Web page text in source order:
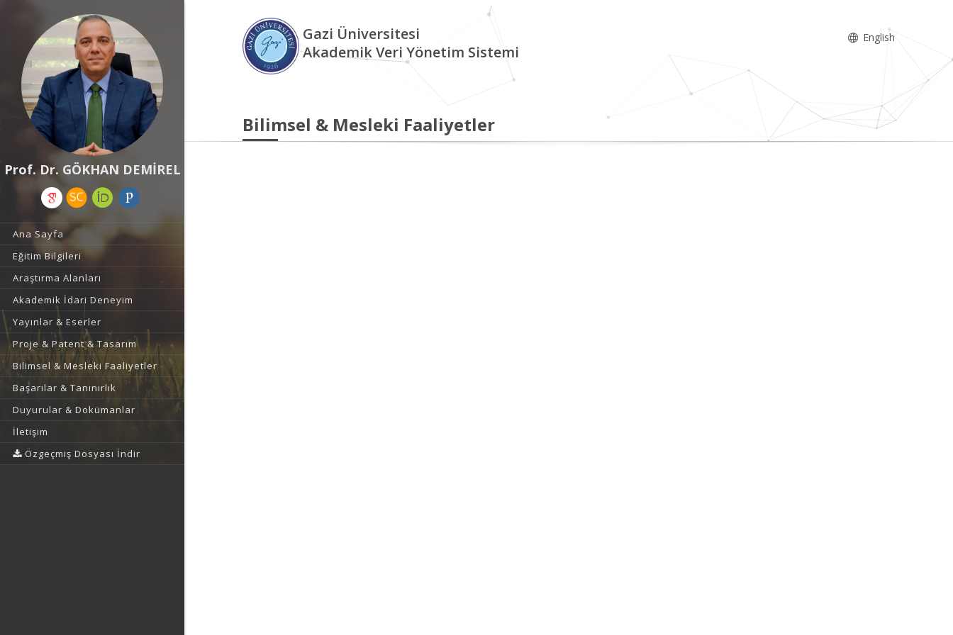
Prof. Dr. GÖKHAN DEMİREL
Ana Sayfa
Eğitim Bilgileri
Araştırma Alanları
Akademik İdari Deneyim
Yayınlar & Eserler
Proje & Patent & Tasarım
Bilimsel & Mesleki Faaliyetler
Başarılar & Tanınırlık
Duyurular & Dokümanlar
İletişim
Özgeçmiş Dosyası İndir
Gazi Üniversitesi
Akademik Veri Yönetim Sistemi
English
Bilimsel & Mesleki Faaliyetler